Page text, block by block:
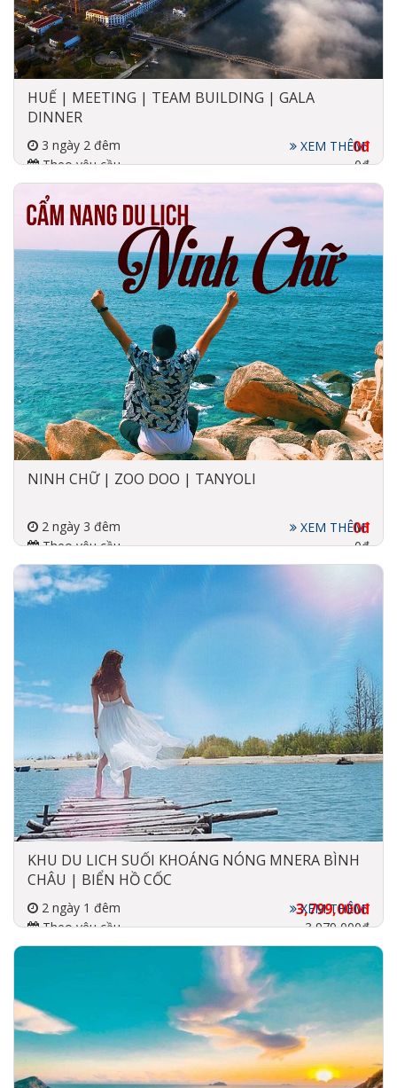
HUẾ | MEETING | TEAM BUILDING | GALA
DINNER
3 ngày 2 đêm
Theo yêu cầu
Đi về bằng xe
5 Sao
0đ
0đ
XEM THÊM
NINH CHỮ | ZOO DOO | TANYOLI
2 ngày 3 đêm
Theo yêu cầu
Đi về bằng xe
0đ
0đ
XEM THÊM
KHU DU LICH SUỐI KHOÁNG NÓNG MNERA BÌNH
CHÂU | BIỂN HỒ CỐC
2 ngày 1 đêm
Theo yêu cầu
Đi về bằng xe
3,799,000đ
3,979,000đ
XEM THÊM